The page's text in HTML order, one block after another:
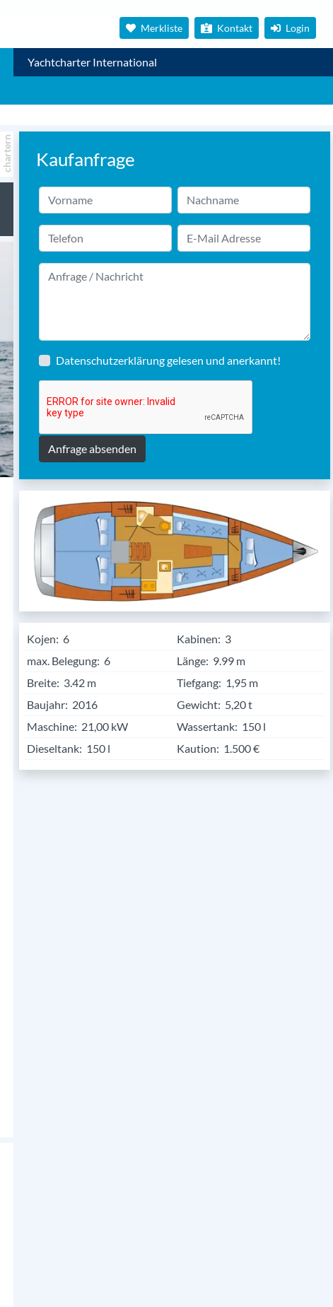
Merkliste Kontakt Login
Yachtcharter International
chartern Kaufanfrage
Datenschutzerklärunggelesen und anerkannt!
Anfrage absenden
Kojen: 6 Kabinen: 3
max. Belegung: 6 Länge: 9.99
Breite: 3.42 Tiefgang: 1,95 m
Baujahr: 2016 Gewicht: 5,20 t
Maschine: 21,00 kW Wassertank: 150 l
Dieseltank: 150 l Kaution: 1.500 €